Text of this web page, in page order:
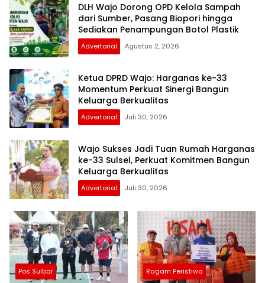
DLH Wajo Dorong OPD Kelola Sampah
dari Sumber, Pasang Biopori hingga
Sediakan Penampungan Botol Plastik
Advertorial Agustus 2, 2026
Ketua DPRD Wajo: Harganas ke-33
Momentum Perkuat Sinergi Bangun
Keluarga Berkualitas
Advertorial Juli 30, 2026
Wajo Sukses Jadi Tuan Rumah Harganas
ke-33 Sulsel, Perkuat Komitmen Bangun
Keluarga Berkualitas
Advertorial Juli 30, 2026
Pos Sulbar Ragam Peristiwa